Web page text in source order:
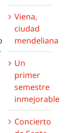
Viena,
ciudad
mendeliana
Un
primer
semestre
inmejorable
Concierto